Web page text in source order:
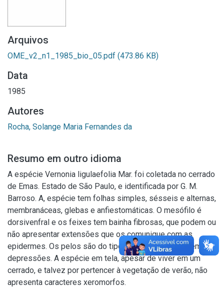
Arquivos
OME_v2_n1_1985_bio_05.pdf (473.86 KB)
Data
1985
Autores
Rocha, Solange Maria Fernandes da
Resumo em outro idioma
A espécie Vernonia ligulaefolia Mar. foi coletada no cerrado
de Emas. Estado de São Paulo, e identificada por G. M.
Barroso. A, espécie tem folhas simples, sésseis e alternas,
membranáceas, glebas e anfiestomáticas. O mesófilo é
dorsivenfral e os feixes tem bainha fibrosas, que podem ou
não apresentar extensões que os comunique com as
epidermes. Os pelos são do tipo glandular, alojados em
depressões. A espécie em tela, apesar de viver em um
cerrado, e talvez por pertencer à vegetação de verão, não
apresenta caracteres xeromorfos.